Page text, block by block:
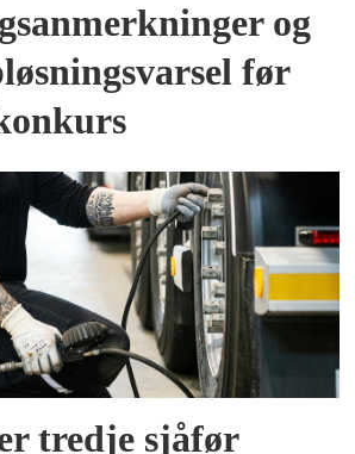
og
før
tredje sjåfør